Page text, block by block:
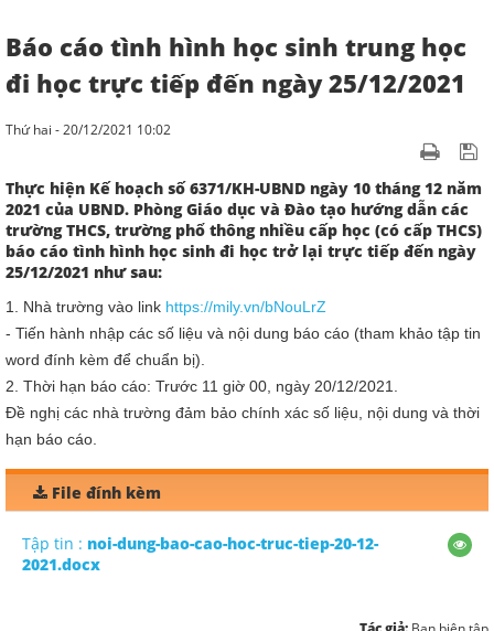
Báo cáo tình hình học sinh trung học
đi học trực tiếp đến ngày 25/12/2021
Thứ hai - 20/12/2021 10:02
Thực hiện Kế hoạch số 6371/KH-UBND ngày 10 tháng 12 năm
2021 của UBND. Phòng Giáo dục và Đào tạo hướng dẫn các
trường THCS, trường phổ thông nhiều cấp học (có cấp THCS)
báo cáo tình hình học sinh đi học trở lại trực tiếp đến ngày
25/12/2021 như sau:
1. Nhà trường vào link https://mily.vn/bNouLrZ
- Tiến hành nhập các số liệu và nội dung báo cáo (tham khảo tập tin
word đính kèm để chuẩn bị).
2. Thời hạn báo cáo: Trước 11 giờ 00, ngày 20/12/2021.
Đề nghị các nhà trường đảm bảo chính xác số liệu, nội dung và thời
hạn báo cáo.
File đính kèm
Tập tin : noi-dung-bao-cao-hoc-truc-tiep-20-12-
2021.docx